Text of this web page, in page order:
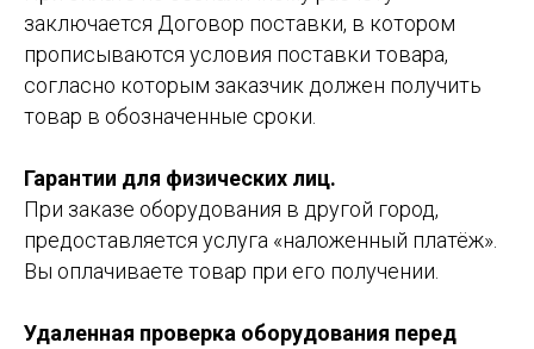
заключается Договор поставки, в котором
прописываются условия поставки товара,
согласно которым заказчик должен получить
товар в обозначенные сроки.
Гарантии для физических лиц.
При заказе оборудования в другой город,
предоставляется услуга «наложенный платёж».
Вы оплачиваете товар при его получении.
Удаленная проверка оборудования перед